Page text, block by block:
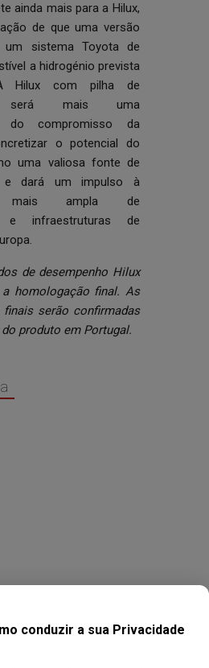
ainda mais para a Hilux,
de que uma versão
um sistema Toyota de
a hidrogénio prevista
Hilux com pilha de
será mais uma
do compromisso da
o potencial do
uma valiosa fonte de
e dará um impulso à
mais ampla de
e infraestruturas de
de desempenho Hilux
homologação final. As
serão confirmadas
produto em Portugal.
conduzir a sua Privacidade